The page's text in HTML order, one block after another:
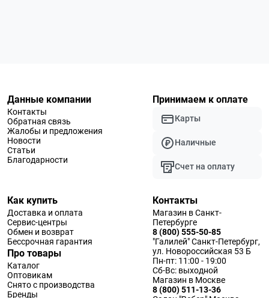
Данные компании
Контакты
Обратная связь
Жалобы и предложения
Новости
Статьи
Благодарности
Принимаем к оплате
Карты
Наличные
Счет на оплату
Как купить
Доставка и оплата
Сервис-центры
Обмен и возврат
Бессрочная гарантия
Про товары
Каталог
Оптовикам
Снято с производства
Бренды
Контакты
Магазин в Санкт-
Петербурге
8 (800) 555-50-85
"Галилей" Санкт-Петербург,
ул. Новороссийская 53 Б
Пн-пт: 11:00 - 19:00
Сб-Вс: выходной
Магазин в Москве
8 (800) 511-13-36